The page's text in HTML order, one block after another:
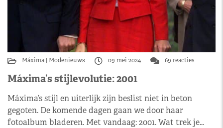
Máxima Modenieuws 09 mei 2024 69 reacties
Máxima’s stijlevolutie: 2001
Máxima’s stijl en uiterlijk zijn beslist niet in beton
gegoten. De komende dagen gaan we door haar
fotoalbum bladeren. Met vandaag: 2001. Wat trek je…